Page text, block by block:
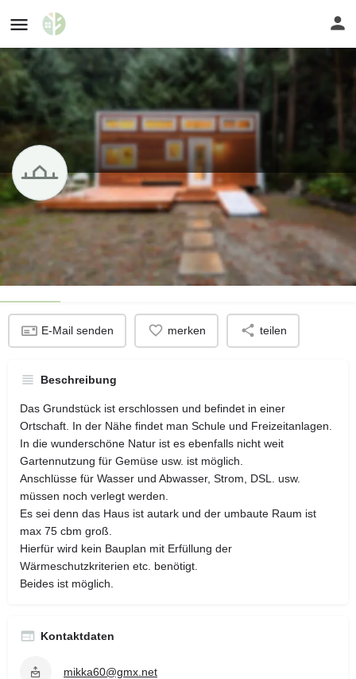
4 Stellplätz auf Privatgrundstück
Mitwitz im Landkreis Kronach
Profil
E-Mail senden merken teilen
Beschreibung
Das Grundstück ist erschlossen und befindet in einer
Ortschaft. In der Nähe findet man Schule und Freizeitanlagen.
In die wunderschöne Natur ist es ebenfalls nicht weit
Gartennutzung für Gemüse usw. ist möglich.
Anschlüsse für Wasser und Abwasser, Strom, DSL. usw.
müssen noch verlegt werden.
Es sei denn das Haus ist autark und der umbaute Raum ist
max 75 cbm groß.
Hierfür wird kein Bauplan mit Erfüllung der
Wärmeschutzkriterien etc. benötigt.
Beides ist möglich.
Kontaktdaten
mikka60@gmx.net